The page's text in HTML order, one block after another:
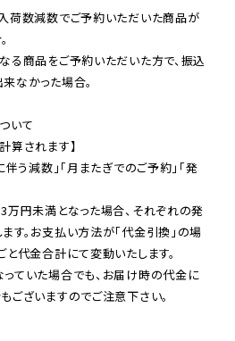
荷数減数でご予約いただいた商品が
る商品をご予約いただいた方で、振込
なかった場合。
いて
算されます】
伴う減数」「月またぎでのご予約」「発
万円未満となった場合、それぞれの発
す。お支払い方法が「代金引換」の場
ていた場合でも、お届け時の代金に
ございますのでご注意下さい。